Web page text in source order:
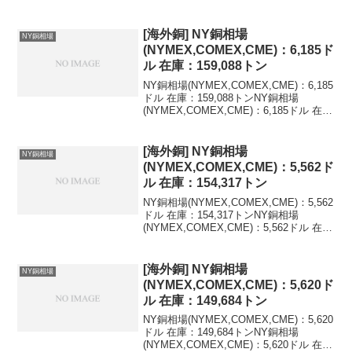
値...
NY銅相場
[海外銅] NY銅相場
(NYMEX,COMEX,CME)：6,185ド
ル 在庫：159,088トン
NY銅相場(NYMEX,COMEX,CME)：6,185
ドル 在庫：159,088トンNY銅相場
(NYMEX,COMEX,CME)：6,185ドル 在
NY銅相場
[海外銅] NY銅相場
(NYMEX,COMEX,CME)：5,562ド
ル 在庫：154,317トン
NY銅相場(NYMEX,COMEX,CME)：5,562
ドル 在庫：154,317トンNY銅相場
(NYMEX,COMEX,CME)：5,562ドル 在
NY銅相場
[海外銅] NY銅相場
(NYMEX,COMEX,CME)：5,620ド
ル 在庫：149,684トン
NY銅相場(NYMEX,COMEX,CME)：5,620
ドル 在庫：149,684トンNY銅相場
(NYMEX,COMEX,CME)：5,620ドル 在